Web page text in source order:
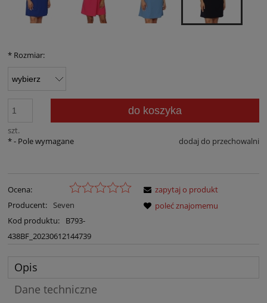
* Rozmiar:
szt.
do koszyka
dodaj do przechowalni
*- Pole wymagane
Ocena:
Producent:
Seven
Kod produktu:
B793-
438BF_20230612144739
zapytaj o produkt
poleć znajomemu
Opis
Dane techniczne